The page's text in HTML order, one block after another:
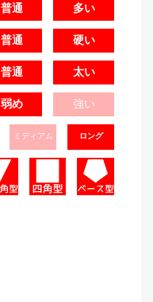
普通 多い
普通 硬い
普通 太い
弱め 強い
ミディアム ロング